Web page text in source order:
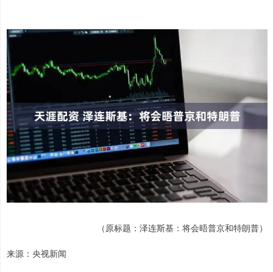
（原标题：泽连斯基：将会晤普京和特朗普）
来源：央视新闻